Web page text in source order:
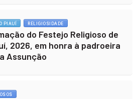
PIAUÍ RELIGIOSIDADE
do Festejo Religioso de
2026, em honra à padroeira
Assunção